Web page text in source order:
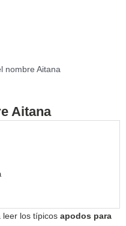
nombre Aitana
Aitana
leer los típicos apodos para